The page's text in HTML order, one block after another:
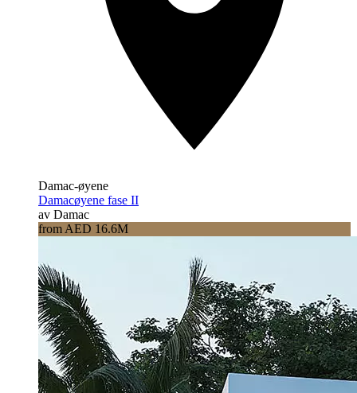
Damac-øyene
Damacøyene fase II
av Damac
from AED 16.6M